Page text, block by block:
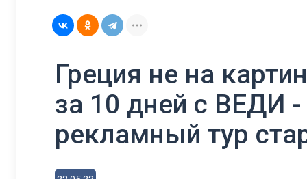
Греция не на
за 10 дней с ВЕДИ -
рекламный тур